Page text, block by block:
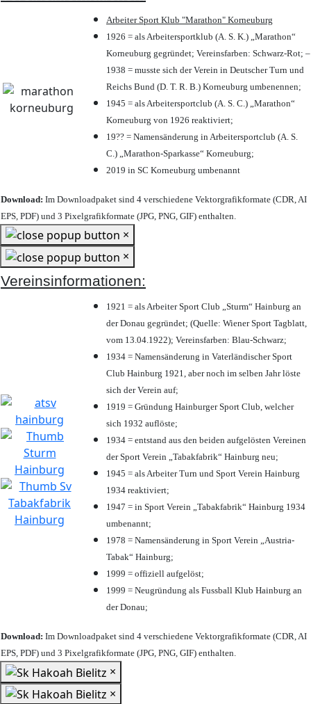
Arbeiter Sport Klub "Marathon" Korneuburg
1926 = als Arbeitersportklub (A. S. K.) „Marathon“
Korneuburg gegründet; Vereinsfarben: Schwarz-Rot; –
1938 = musste sich der Verein in Deutscher Turn und
Reichs Bund (D. T. R. B.) Korneuburg umbenennen;
1945 = als Arbeitersportclub (A. S. C.) „Marathon“
Korneuburg von 1926 reaktiviert;
19?? = Namensänderung in Arbeitersportclub (A. S.
C.) „Marathon-Sparkasse“ Korneuburg;
2019 in SC Korneuburg umbenannt
Download: Im Downloadpaket sind 4 verschiedene Vektorgrafikformate (CDR, AI
EPS, PDF) und 3 Pixelgrafikformate (JPG, PNG, GIF) enthalten.
×
×
Vereinsinformationen:
1921 = als Arbeiter Sport Club „Sturm“ Hainburg an
der Donau gegründet; (Quelle: Wiener Sport Tagblatt,
vom 13.04.1922); Vereinsfarben: Blau-Schwarz;
1934 = Namensänderung in Vaterländischer Sport
Club Hainburg 1921, aber noch im selben Jahr löste
sich der Verein auf;
1919 = Gründung Hainburger Sport Club, welcher
sich 1932 auflöste;
1934 = entstand aus den beiden aufgelösten Vereinen
der Sport Verein „Tabakfabrik“ Hainburg neu;
1945 = als Arbeiter Turn und Sport Verein Hainburg
1934 reaktiviert;
1947 = in Sport Verein „Tabakfabrik“ Hainburg 1934
umbenannt;
1978 = Namensänderung in Sport Verein „Austria-
Tabak“ Hainburg;
1999 = offiziell aufgelöst;
1999 = Neugründung als Fussball Klub Hainburg an
der Donau;
Download: Im Downloadpaket sind 4 verschiedene Vektorgrafikformate (CDR, AI
EPS, PDF) und 3 Pixelgrafikformate (JPG, PNG, GIF) enthalten.
×
×